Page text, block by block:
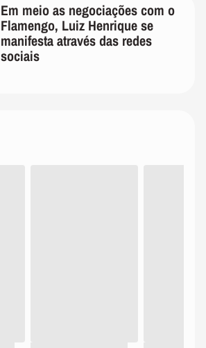
Em meio as negociações com o
Flamengo, Luiz Henrique se
manifesta através das redes
sociais